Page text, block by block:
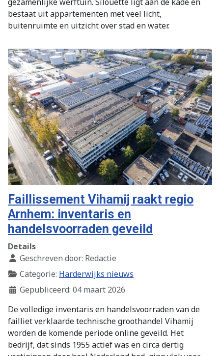
bestaat uit appartementen met veel licht,
buitenruimte en uitzicht over stad en water.
Faillissement Vihamij raakt regio
Arnhem: inventaris en
handelsvoorraden geveild
Details
Geschreven door: Redactie
Categorie: Harderwijks nieuws
Gepubliceerd: 04 maart 2026
De volledige inventaris en handelsvoorraden van de
failliet verklaarde technische groothandel Vihamij
worden de komende periode online geveild. Het
bedrijf, dat sinds 1955 actief was en circa dertig